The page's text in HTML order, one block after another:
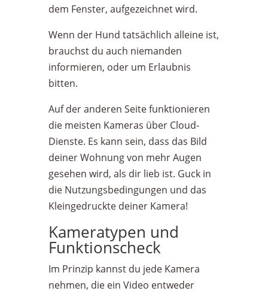
dem Fenster, aufgezeichnet wird.
Wenn der Hund tatsächlich alleine ist,
brauchst du auch niemanden
informieren, oder um Erlaubnis
bitten.
Auf der anderen Seite funktionieren
die meisten Kameras über Cloud-
Dienste. Es kann sein, dass das Bild
deiner Wohnung von mehr Augen
gesehen wird, als dir lieb ist. Guck in
die Nutzungsbedingungen und das
Kleingedruckte deiner Kamera!
Kameratypen und
Funktionscheck
Im Prinzip kannst du jede Kamera
nehmen, die ein Video entweder